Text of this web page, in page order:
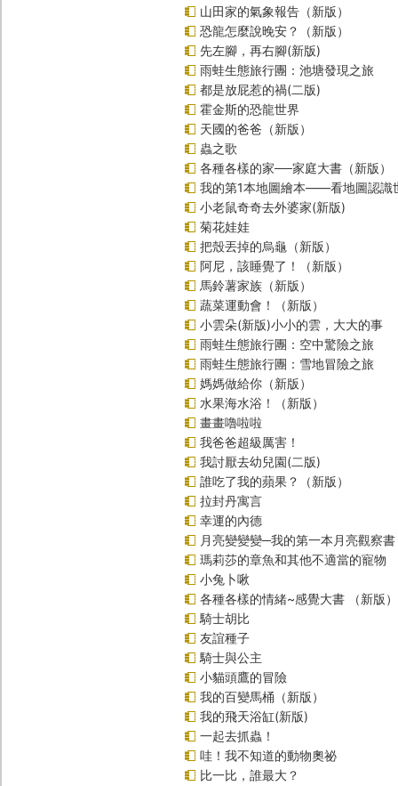
山田家的氣象報告（新版）
恐龍怎麼說晚安？（新版）
先左腳，再右腳(新版)
雨蛙生態旅行團：池塘發現之旅
都是放屁惹的禍(二版)
霍金斯的恐龍世界
天國的爸爸（新版）
蟲之歌
各種各樣的家──家庭大書（新版）
我的第1本地圖繪本――看地圖認識
小老鼠奇奇去外婆家(新版)
菊花娃娃
把殼丟掉的烏龜（新版）
阿尼，該睡覺了！（新版）
馬鈴薯家族（新版）
蔬菜運動會！（新版）
小雲朵(新版)小小的雲，大大的事
雨蛙生態旅行團：空中驚險之旅
雨蛙生態旅行團：雪地冒險之旅
媽媽做給你（新版）
水果海水浴！（新版）
畫畫嚕啦啦
我爸爸超級厲害！
我討厭去幼兒園(二版)
誰吃了我的蘋果？（新版）
拉封丹寓言
幸運的內德
月亮變變變─我的第一本月亮觀察書
瑪莉莎的章魚和其他不適當的寵物
小兔卜啾
各種各樣的情緒~感覺大書 （新版）
騎士胡比
友誼種子
騎士與公主
小貓頭鷹的冒險
我的百變馬桶（新版）
我的飛天浴缸(新版)
一起去抓蟲！
哇！我不知道的動物奧祕
比一比，誰最大？